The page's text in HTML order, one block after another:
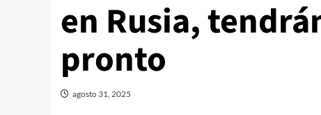
en Rusia,
pronto
agosto 31, 2025